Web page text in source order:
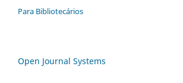
Para Bibliotecários
Open Journal Systems